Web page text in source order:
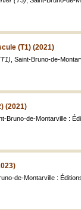
(T1) (2021)
, Saint-Bruno-de-
(2021)
Bruno-de-Montarville :
de-Montarville :